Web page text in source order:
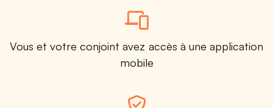
Vous et votre conjoint avez accès à une application
mobile